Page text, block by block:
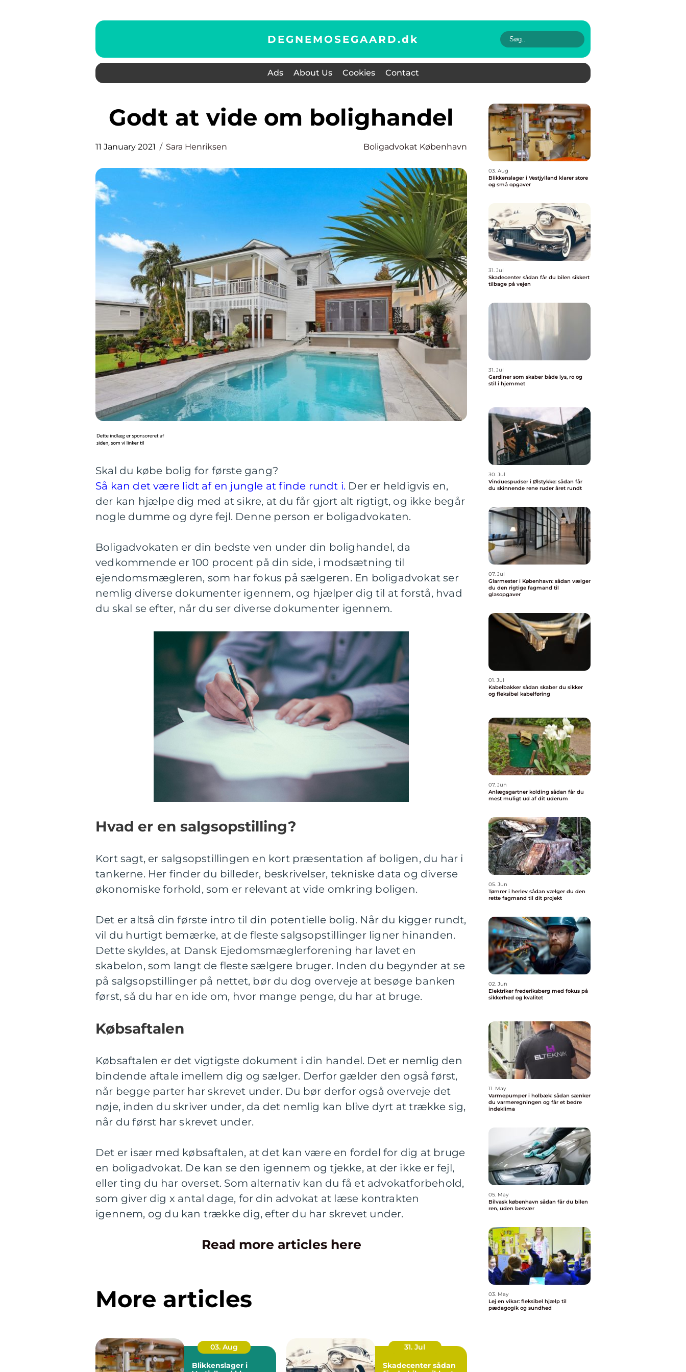
DEGNEMOSEGAARD.dk
Ads About Us Cookies Contact
Godt at vide om bolighandel
11 January 2021 Sara Henriksen Boligadvokat København
Skal du købe bolig for første gang?
Så kan det være lidt af en jungle at finde rundt i. Der er heldigvis en,
der kan hjælpe dig med at sikre, at du får gjort alt rigtigt, og ikke begår
nogle dumme og dyre fejl. Denne person er boligadvokaten.
Boligadvokaten er din bedste ven under din bolighandel, da
vedkommende er 100 procent på din side, i modsætning til
ejendomsmægleren, som har fokus på sælgeren. En boligadvokat ser
nemlig diverse dokumenter igennem, og hjælper dig til at forstå, hvad
du skal se efter, når du ser diverse dokumenter igennem.
Hvad er en salgsopstilling?
Kort sagt, er salgsopstillingen en kort præsentation af boligen, du har i
tankerne. Her finder du billeder, beskrivelser, tekniske data og diverse
økonomiske forhold, som er relevant at vide omkring boligen.
Det er altså din første intro til din potentielle bolig. Når du kigger rundt,
vil du hurtigt bemærke, at de fleste salgsopstillinger ligner hinanden.
Dette skyldes, at Dansk Ejedomsmæglerforening har lavet en
skabelon, som langt de fleste sælgere bruger. Inden du begynder at se
på salgsopstillinger på nettet, bør du dog overveje at besøge banken
først, så du har en ide om, hvor mange penge, du har at bruge.
Købsaftalen
Købsaftalen er det vigtigste dokument i din handel. Det er nemlig den
bindende aftale imellem dig og sælger. Derfor gælder den også først,
når begge parter har skrevet under. Du bør derfor også overveje det
nøje, inden du skriver under, da det nemlig kan blive dyrt at trække sig,
når du først har skrevet under.
Det er især med købsaftalen, at det kan være en fordel for dig at bruge
en boligadvokat. De kan se den igennem og tjekke, at der ikke er fejl,
eller ting du har overset. Som alternativ kan du få et advokatforbehold,
som giver dig x antal dage, for din advokat at læse kontrakten
igennem, og du kan trække dig, efter du har skrevet under.
Read more articles here
More articles
03. Aug
Blikkenslager i
31. Jul
Skadecenter sådan
03. Aug
Blikkenslager i Vestjylland klarer store
og små opgaver
31. Jul
Skadecenter sådan får du bilen sikkert
tilbage på vejen
31. Jul
Gardiner som skaber både lys, ro og
stil i hjemmet
30. Jul
Vinduespudser i Ølstykke: sådan får
du skinnende rene ruder året rundt
07. Jul
Glarmester i København: sådan vælger
du den rigtige fagmand til
glasopgaver
01. Jul
Kabelbakker sådan skaber du sikker
og fleksibel kabelføring
07. Jun
Anlægsgartner kolding sådan får du
mest muligt ud af dit uderum
05. Jun
Tømrer i herlev sådan vælger du den
rette fagmand til dit projekt
02. Jun
Elektriker frederiksberg med fokus på
sikkerhed og kvalitet
11. May
Varmepumper i holbæk: sådan sænker
du varmeregningen og får et bedre
indeklima
05. May
Bilvask københavn sådan får du bilen
ren, uden besvær
03. May
Lej en vikar: fleksibel hjælp til
pædagogik og sundhed